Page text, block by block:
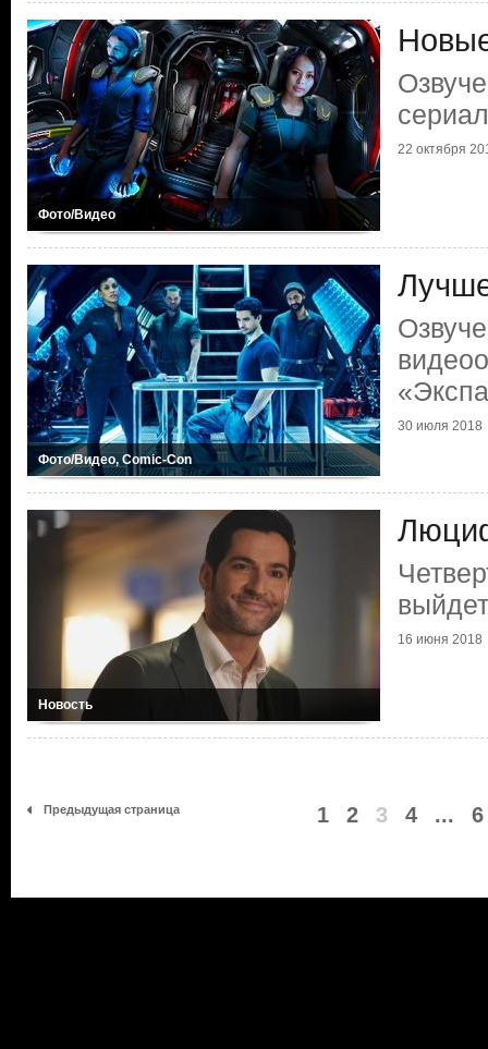
Фото/Видео
22 октября
Фото/Видео, Comic-Con
30 июля 2018
Новость
16 июня 2018
Предыдущая страница 1 2 3 4 ... 6